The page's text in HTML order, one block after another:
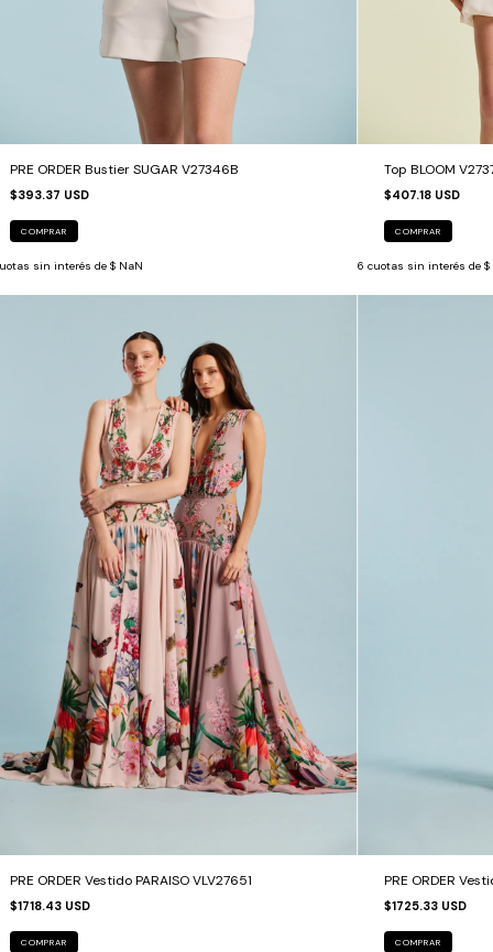
PRE ORDER Bustier SUGAR V27346B
$393.37 USD
COMPRAR
sin interés de $ NaN
Top BLOOM
$407.18 USD
COMPRAR
6 cuotas sin interés de $
PRE ORDER Vestido PARAISO VLV27651
$1718.43 USD
COMPRAR
PRE ORDER
$1725.33 USD
COMPRAR